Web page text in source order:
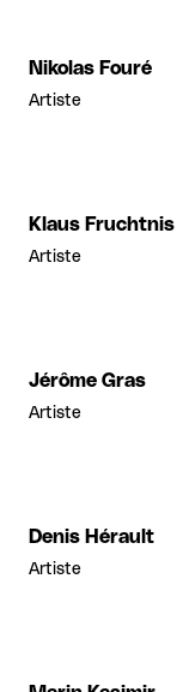
Nikolas Fouré
Artiste
Klaus Fruchtnis
Artiste
Jérôme Gras
Artiste
Denis Hérault
Artiste